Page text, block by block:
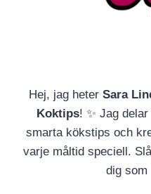
Hej, jag heter Sara
Koktips! ✨ Jag
smarta kökstips och
varje måltid speciell.
dig som